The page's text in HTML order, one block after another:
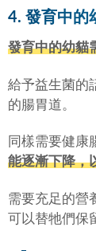
4. 發育中的
發育中的幼貓
給予益生菌的
的腸胃道。
同樣需要健康
能逐漸下降，
需要充足的營
可以替牠們保